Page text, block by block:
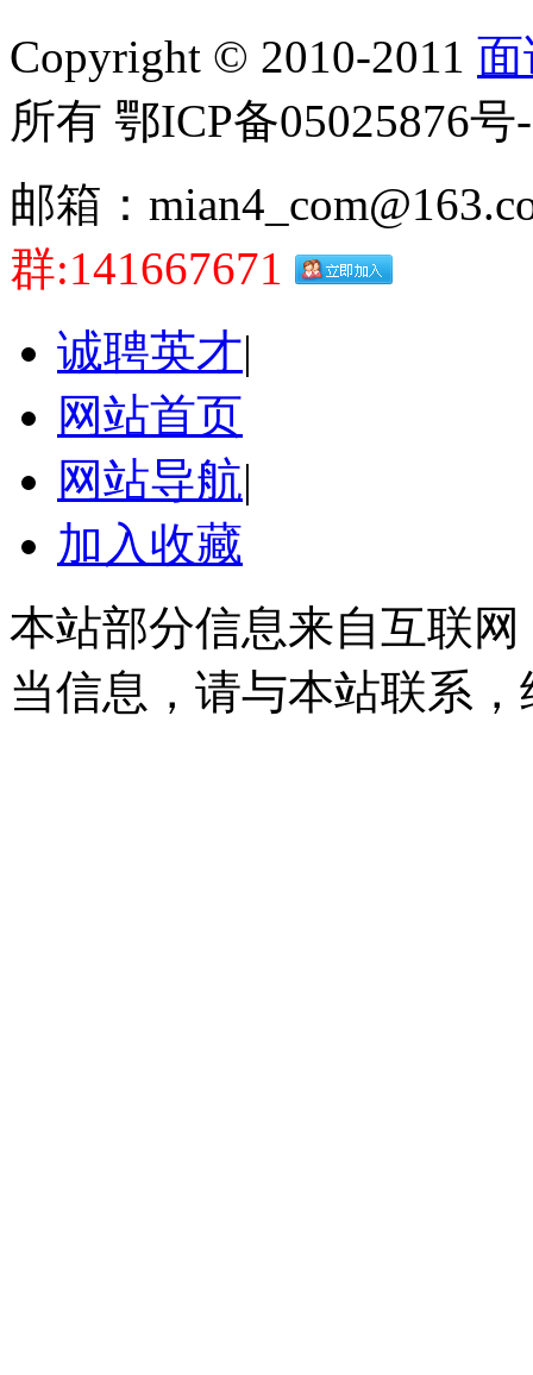
Copyright © 2010-2011
所有 鄂ICP备05025876号
邮箱：
群:141667671
诚聘英才|
网站首页
网站导航|
加入收藏
本站部分信息来自互联
当信息，请与本站联系